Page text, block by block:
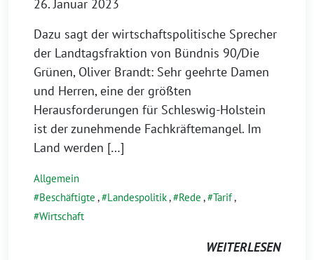
26. Januar 2023
Dazu sagt der wirtschaftspolitische Sprecher
der Landtagsfraktion von Bündnis 90/Die
Grünen, Oliver Brandt: Sehr geehrte Damen
und Herren, eine der größten
Herausforderungen für Schleswig-Holstein
ist der zunehmende Fachkräftemangel. Im
Land werden […]
Allgemein
Beschäftigte , Landespolitik, Rede , Tarif,
Wirtschaft
WEITERLESEN